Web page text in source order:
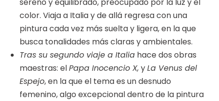
sereno y equilibrado, preocupado por la luz y el
color. Viaja a Italia y de allá regresa con una
pintura cada vez más suelta y ligera, en la que
busca tonalidades más claras y ambientales.
Tras su segundo viaje a Italia hace dos obras
maestras: elPapa Inocencio X, yLa Venus del
Espejo, en la que el tema es un desnudo
femenino, algo excepcional dentro de la pintura